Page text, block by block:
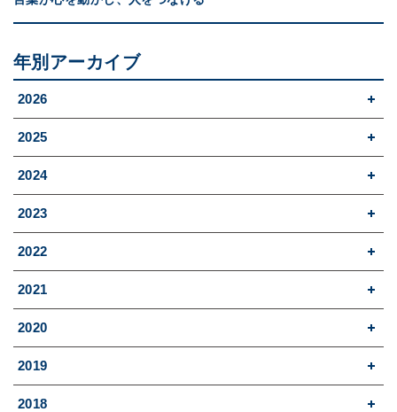
年別アーカイブ
2026
2025
2024
2023
2022
2021
2020
2019
2018